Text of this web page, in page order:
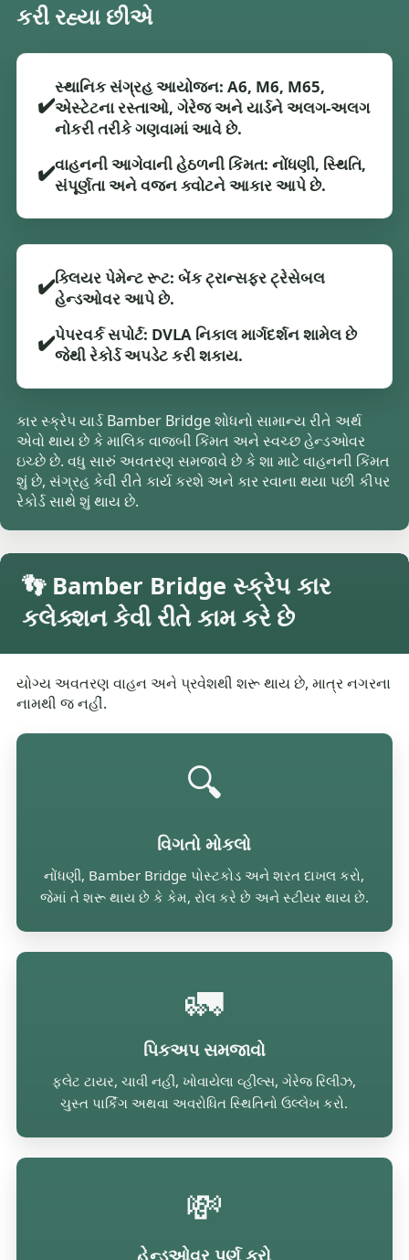
કરી રહ્યા છીએ
✔️
સ્થાનિક સંગ્રહ આયોજન: A6, M6, M65,
એસ્ટેટના રસ્તાઓ, ગેરેજ અને યાર્ડને અલગ-અલગ
નોકરી તરીકે ગણવામાં આવે છે.
✔️વાહનની આગેવાની હેઠળની કિંમત: નોંધણી, સ્થિતિ,
સંપૂર્ણતા અને વજન ક્વોટને આકાર આપે છે.
✔️ક્લિયર પેમેન્ટ રૂટ: બેંક ટ્રાન્સફર ટ્રેસેબલ
હેન્ડઓવર આપે છે.
✔️પેપરવર્ક સપોર્ટ: DVLA નિકાલ માર્ગદર્શન શામેલ છે
જેથી રેકોર્ડ અપડેટ કરી શકાય.
કાર સ્ક્રેપ યાર્ડ Bamber Bridge શોધનો સામાન્ય રીતે અર્થ
એવો થાય છે કે માલિક વાજબી કિંમત અને સ્વચ્છ હેન્ડઓવર
ઇચ્છે છે. વધુ સારું અવતરણ સમજાવે છે કે શા માટે વાહનની કિંમત
શું છે, સંગ્રહ કેવી રીતે કાર્ય કરશે અને કાર રવાના થયા પછી કીપર
રેકોર્ડ સાથે શું થાય છે.
👣 Bamber Bridge સ્ક્રેપ કાર
કલેક્શન કેવી રીતે કામ કરે છે
યોગ્ય અવતરણ વાહન અને પ્રવેશથી શરૂ થાય છે, માત્ર નગરના
નામથી જ નહીં.
🔍
વિગતો મોકલો
નોંધણી, Bamber Bridge પોસ્ટકોડ અને શરત દાખલ કરો,
જેમાં તે શરૂ થાય છે કે કેમ, રોલ કરે છે અને સ્ટીયર થાય છે.
🚛
પિકઅપ સમજાવો
ફ્લેટ ટાયર, ચાવી નહીં, ખોવાયેલા વ્હીલ્સ, ગેરેજ રિલીઝ,
ચુસ્ત પાર્કિંગ અથવા અવરોધિત સ્થિતિનો ઉલ્લેખ કરો.
💸
હેન્ડઓવર પૂર્ણ કરો